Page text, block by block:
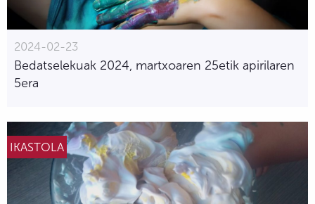
2024-02-23
Bedatselekuak 2024, martxoaren 25etik apirilaren
5era
IKASTOLA